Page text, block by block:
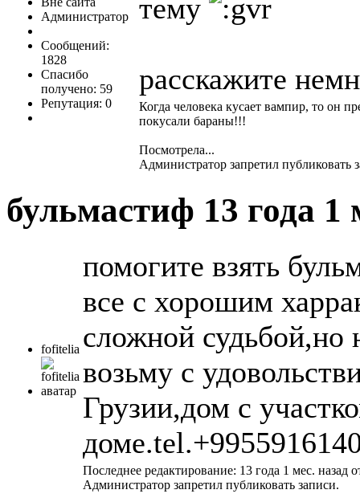
Администратор
Сообщений:
1828
Спасибо
получено: 59
Репутация: 0
тему
расскажите
Когда человека кусает вампир, то он
покусали бараны!!!
Посмотрела...
Администратор запретил публиковать
бульмастиф 13 года 1
fofitelia
помогите взять
все с хорошим
сложной судьбой,но
возьму с
Грузии,дом с
Последнее редактирование: 13 года 1 мес. назад
Администратор запретил публиковать записи.